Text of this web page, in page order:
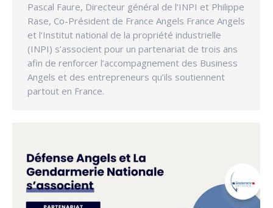
Pascal Faure, Directeur général de l’INPI et Philippe
Rase, Co-Président de France Angels France Angels
et l’Institut national de la propriété industrielle
(INPI) s’associent pour un partenariat de trois ans
afin de renforcer l’accompagnement des Business
Angels et des entrepreneurs qu’ils soutiennent
partout en France.